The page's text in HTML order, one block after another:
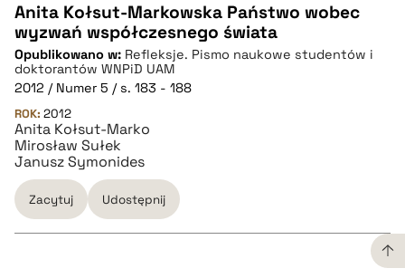
Anita Kołsut-Markowska Państwo wobec
wyzwań współczesnego świata
Opublikowano w: Refleksje. Pismo naukowe studentów i
doktorantów WNPiD UAM
2012 / Numer 5 / s. 183 - 188
ROK: 2012
Anita Kołsut-Marko
Mirosław Sułek
Janusz Symonides
Zacytuj Udostępnij